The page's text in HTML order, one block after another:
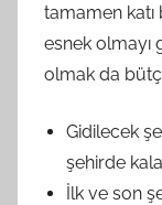
tamamen
esnek olmayı
olmak da
Gidilecek
şehirde
İlk ve son